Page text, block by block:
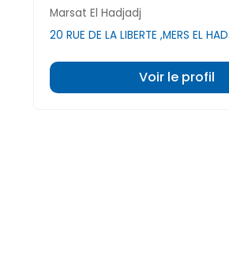
Marsat El Hadjadj
20 RUE DE LA LIBERTE ,MERS EL
Voir le profil